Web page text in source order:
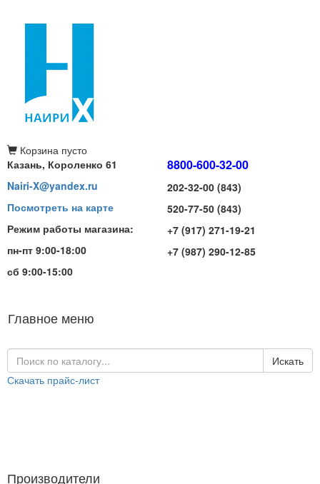
Корзина пусто
Казань, Короленко 61
Nairi-X@yandex.ru
Посмотреть на карте
Режим работы магазина:
пн-пт 9:00-18:00
сб 9:00-15:00
8800-600-32-00
202-32-00 (843)
520-77-50 (843)
+7 (917) 271-19-21
+7 (987) 290-12-85
Главное меню
Искать
Скачать прайс-лист
Производители